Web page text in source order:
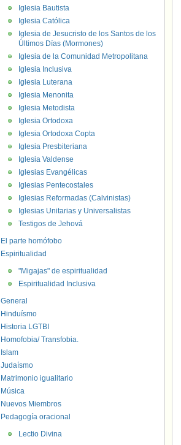
Iglesia Bautista
Iglesia Católica
Iglesia de Jesucristo de los Santos de los
Últimos Días (Mormones)
Iglesia de la Comunidad Metropolitana
Iglesia Inclusiva
Iglesia Luterana
Iglesia Menonita
Iglesia Metodista
Iglesia Ortodoxa
Iglesia Ortodoxa Copta
Iglesia Presbiteriana
Iglesia Valdense
Iglesias Evangélicas
Iglesias Pentecostales
Iglesias Reformadas (Calvinistas)
Iglesias Unitarias y Universalistas
Testigos de Jehová
El parte homófobo
Espiritualidad
"Migajas" de espiritualidad
Espiritualidad Inclusiva
General
Hinduísmo
Historia LGTBI
Homofobia/ Transfobia.
Islam
Judaísmo
Matrimonio igualitario
Música
Nuevos Miembros
Pedagogía oracional
Lectio Divina